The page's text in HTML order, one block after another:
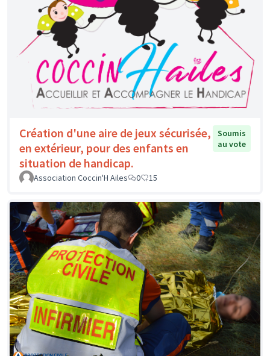
Création d'une aire de jeux sécurisée,
en extérieur, pour des enfants en
situation de handicap.
Soumis
au vote
Association Coccin'H Ailes 0 15